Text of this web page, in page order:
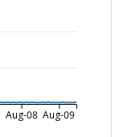
Aug-08 Aug-09